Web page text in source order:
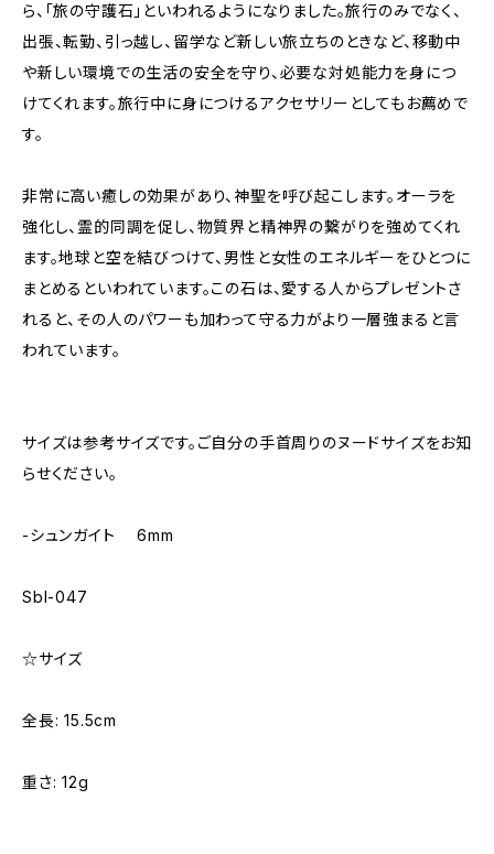
ら、「旅の守護石」といわれるようになりました。旅行のみでなく、
出張、転勤、引っ越し、留学など新しい旅立ちのときなど、移動中
や新しい環境での生活の安全を守り、必要な対処能力を身につ
けてくれます。旅行中に身につけるアクセサリーとしてもお薦めで
す。
非常に高い癒しの効果があり、神聖を呼び起こします。オーラを
強化し、霊的同調を促し、物質界と精神界の繋がりを強めてくれ
ます。地球と空を結びつけて、男性と女性のエネルギーをひとつに
まとめるといわれています。この石は、愛する人からプレゼントさ
れると、その人のパワーも加わって守る力がより一層強まると言
われています。
サイズは参考サイズです。ご自分の手首周りのヌードサイズをお知
らせください。
-シュンガイト 6mm
Sbl-047
☆サイズ
全長: 15.5cm
重さ: 12g